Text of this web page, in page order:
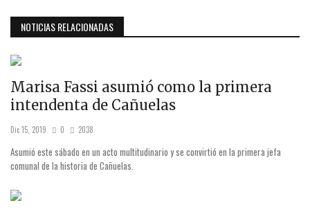
NOTICIAS RELACIONADAS
Marisa Fassi asumió como la primera
intendenta de Cañuelas
Dic 15, 2019 0 2038
Asumió este sábado en un acto multitudinario y se convirtió en la primera jefa
comunal de la historia de Cañuelas.